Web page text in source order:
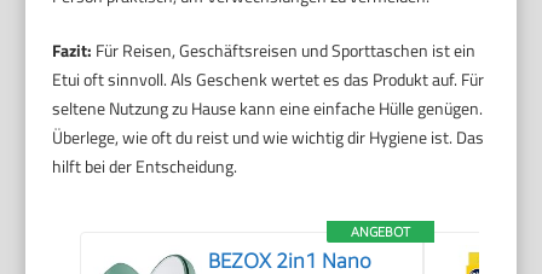
Fazit: Für Reisen, Geschäftsreisen und Sporttaschen ist ein
Etui oft sinnvoll. Als Geschenk wertet es das Produkt auf. Für
seltene Nutzung zu Hause kann eine einfache Hülle genügen.
Überlege, wie oft du reist und wie wichtig dir Hygiene ist. Das
hilft bei der Entscheidung.
ANGEBOT
BEZOX 2in1 Nano